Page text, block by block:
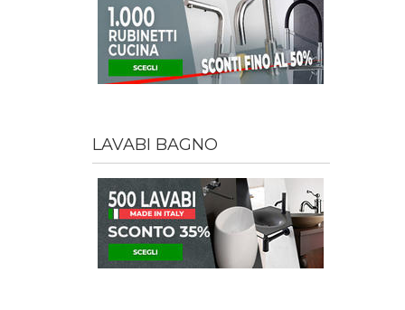
LAVABI BAGNO